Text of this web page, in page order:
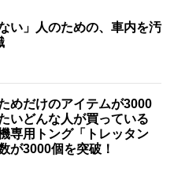
い」人のための、車内を汚
めだけのアイテムが3000
いどんな人が買っている
専用トング「トレッタン
が3000個を突破！